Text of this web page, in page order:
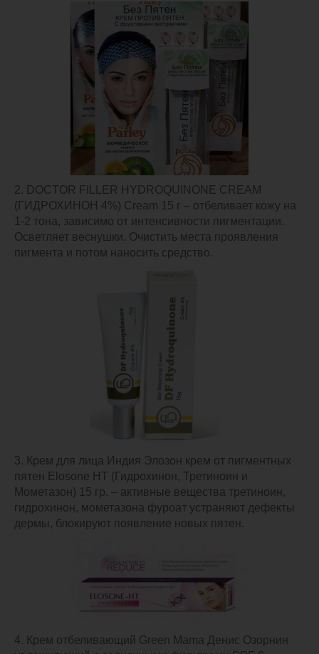
2. DOCTOR FILLER HYDROQUINONE CREAM
(ГИДРОХИНОН 4%) Cream 15 г – отбеливает кожу на
1-2 тона, зависимо от интенсивности пигментации.
Осветляет веснушки. Очистить места проявления
пигмента и потом наносить средство.
3. Крем для лица Индия Элозон крем от пигментных
пятен Elosone HT (Гидрохинон, Третиноин и
Мометазон) 15 гр. – активные вещества третиноин,
гидрохинон, мометазона фуроат устраняют дефекты
дермы, блокируют появление новых пятен.
4. Крем отбеливающий Green Mama Денис Озорнин